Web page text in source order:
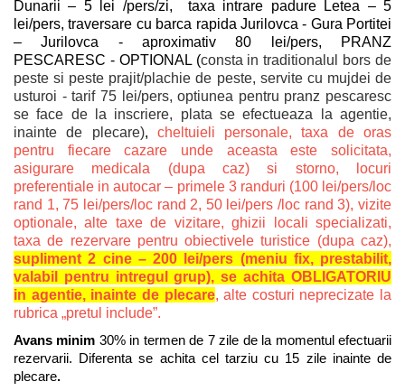
Dunarii – 5 lei /pers/zi, taxa intrare padure Letea – 5
lei/pers, traversare cu barca rapida Jurilovca - Gura Portitei
– Jurilovca - aproximativ 80 lei/pers, PRANZ
PESCARESC - OPTIONAL (consta in traditionalul bors de
peste si peste prajit/plachie de peste, servite cu mujdei de
usturoi - tarif 75 lei/pers, optiunea pentru pranz pescaresc
se face de la inscriere, plata se efectueaza la agentie,
inainte de plecare), cheltuieli personale, taxa de oras
pentru fiecare cazare unde aceasta este solicitata,
asigurare medicala (dupa caz) si storno, locuri
preferentiale in autocar – primele 3 randuri (100 lei/pers/loc
rand 1, 75 lei/pers/loc rand 2, 50 lei/pers /loc rand 3), vizite
optionale, alte taxe de vizitare, ghizii locali specializati,
taxa de rezervare pentru obiectivele turistice (dupa caz),
supliment 2 cine – 200 lei/pers (meniu fix, prestabilit,
valabil pentru intregul grup), se achita OBLIGATORIU
in agentie, inainte de plecare, alte costuri neprecizate la
rubrica „pretul include”.
Avans minim 30% in termen de 7 zile de la momentul efectuarii
rezervarii. Diferenta se achita cel tarziu cu 15 zile inainte de
plecare.